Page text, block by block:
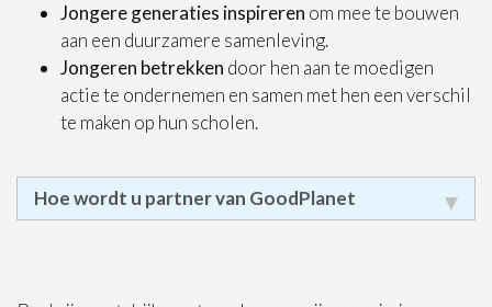
Jongere generaties inspireren om mee te bouwen
aan een duurzamere samenleving.
Jongeren betrekken door hen aan te moedigen
actie te ondernemen en samen met hen een verschil
te maken op hun scholen.
Hoe wordt u partner van GoodPlanet